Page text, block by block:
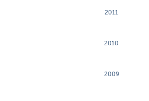
2011
2010
2009